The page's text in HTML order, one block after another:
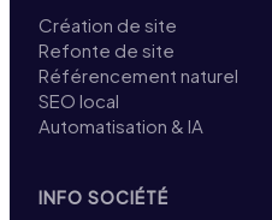
Création de site
Refonte de site
Référencement naturel
SEO local
Automatisation & IA
INFO SOCIÉTÉ